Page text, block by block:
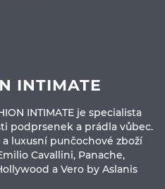
INTIMATE
INTIMATE je specialista
podprsenek a prádla vůbec.
luxusní punčochové zboží
Cavallini, Panache,
a Vero by Aslanis